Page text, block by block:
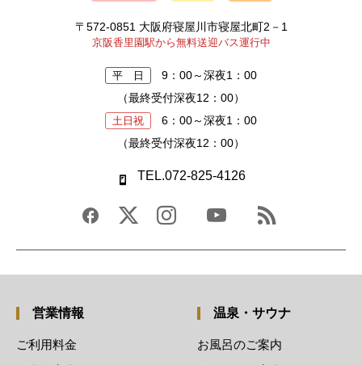
〒572-0851 大阪府寝屋川市寝屋北町2－1
京阪香里園駅から無料送迎バス運行中
平 日
9：00～深夜1：00
（最終受付深夜12：00）
土日祝
6：00～深夜1：00
（最終受付深夜12：00）
TEL.072-825-4126
営業情報
ご利用料金
温泉・サウナ
お風呂のご案内